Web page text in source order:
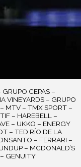
GRUPO CEPAS –
VINEYARDS – GRUPO
MTV – TMX SPORT –
– HAREBELL –
– UKKO – ENERGY
– TED RÍO DE LA
– FERRARI –
– MCDONALD’S
GENUITY